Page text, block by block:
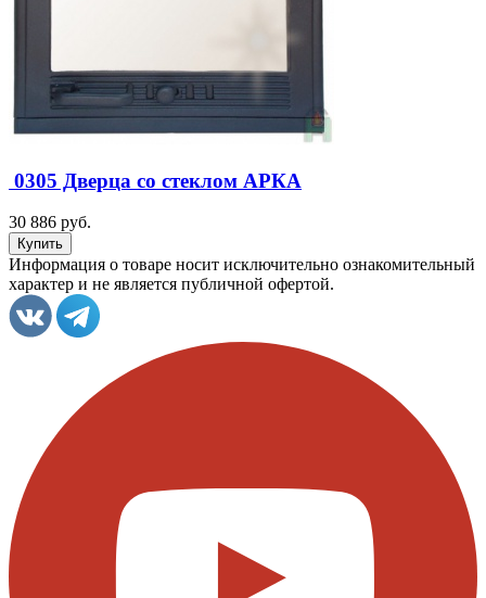
0305 Дверца со стеклом АРКА
30 886 руб.
Информация о товаре носит исключительно ознакомительный
характер и не является публичной офертой.